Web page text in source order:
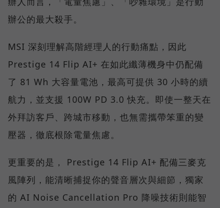
辦公的最大殺手。
MSI 深刻理解高階經理人的行動痛點，因此
Prestige 14 Flip AI+ 在如此纖薄機身中仍配備
了 81 Wh 大容量電池，最高可提供 30 小時的續
航力，並支援 100W PD 3.0 快充。即使一整天在
外拜訪客戶、跨城市移動，也無需攜帶笨重的變
壓器，徹底根除電量焦慮。
更重要的是， Prestige 14 Flip AI+ 配備三麥克
風陣列，能清晰捕捉你的聲音層次與細節，獨家
的 AI Noise Cancellation Pro 降噪技術則能智